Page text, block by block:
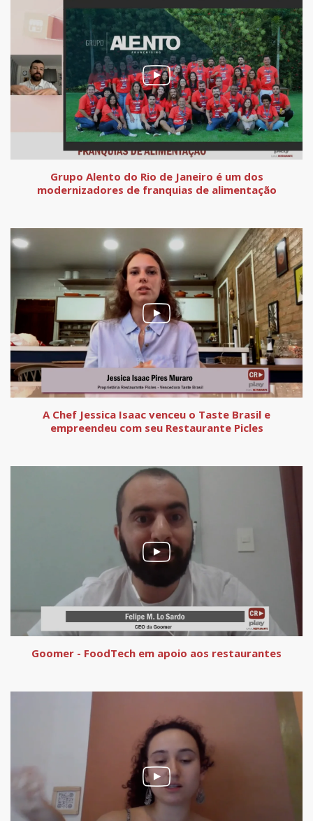
Grupo Alento do Rio de Janeiro é um dos
modernizadores de franquias de alimentação
A Chef Jessica Isaac venceu o Taste Brasil e
empreendeu com seu Restaurante Picles
Goomer - FoodTech em apoio aos restaurantes